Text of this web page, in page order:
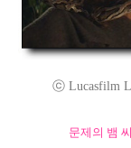
ⓒ Lucasfilm
문제의 뱀